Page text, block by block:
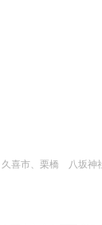
久喜市、栗橋 八坂神